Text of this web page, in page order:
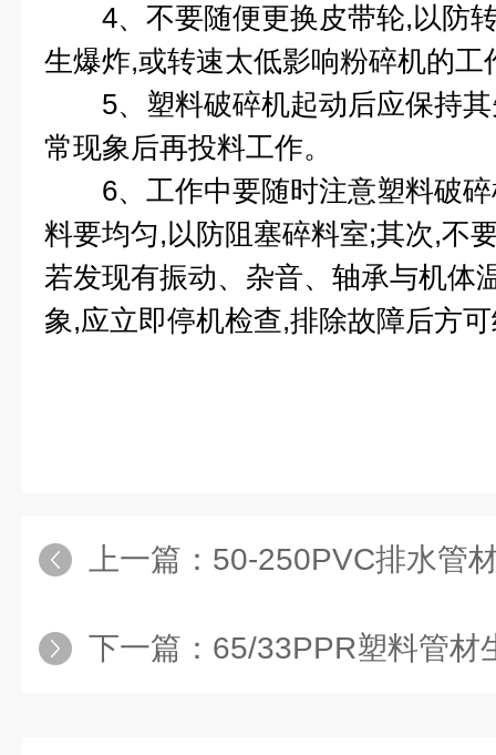
4、不要随便更换皮带轮,以防转
生爆炸,或转速太低影响粉碎机的工
5、塑料破碎机起动后应保持其
常现象后再投料工作。
6、工作中要随时注意塑料破碎
料要均匀,以防阻塞碎料室;其次,不
若发现有振动、杂音、轴承与机体
象,应立即停机检查,排除故障后方
上一篇： 50-250PVC排水管
下一篇： 65/33PPR塑料管材生